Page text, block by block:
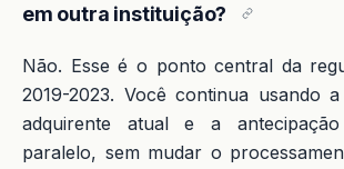
em outra instituição?
Não. Esse é o ponto central da
2019-2023. Você continua usando
adquirente atual e a
paralelo, sem mudar o